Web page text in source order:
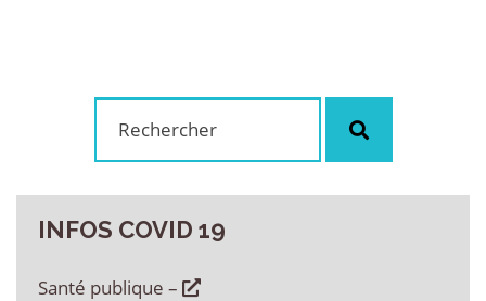
INFOS COVID 19
Santé publique –